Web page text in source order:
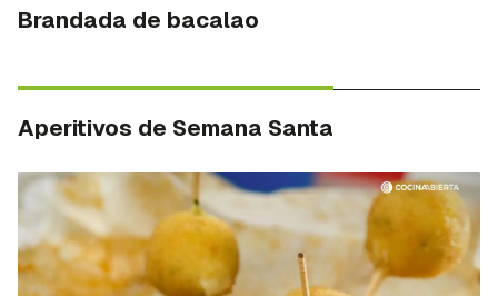
Brandada de bacalao
Aperitivos de Semana Santa